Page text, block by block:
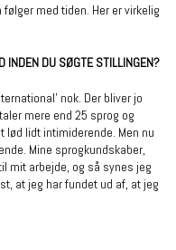
med tiden. Her er virkelig
INDEN DU SØGTE STILLINGEN?
nok. Der bliver jo
mere end 25 sprog og
lød lidt intimiderende. Men nu
Mine sprogkundskaber,
mit arbejde, og så synes jeg
at jeg har fundet ud af, at jeg